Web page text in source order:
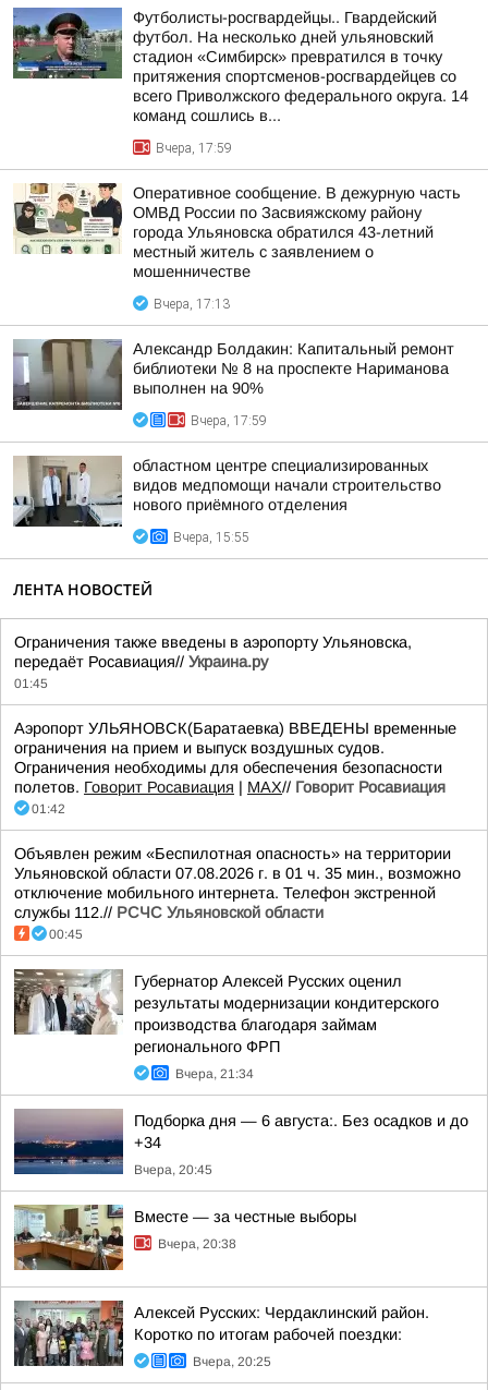
Футболисты-росгвардейцы.. Гвардейский
футбол. На несколько дней ульяновский
стадион «Симбирск» превратился в точку
притяжения спортсменов-росгвардейцев со
всего Приволжского федерального округа. 14
команд сошлись в...
Вчера, 17:59
Оперативное сообщение. В дежурную часть
ОМВД России по Засвияжскому району
города Ульяновска обратился 43-летний
местный житель с заявлением о
мошенничестве
Вчера, 17:13
Александр Болдакин: Капитальный ремонт
библиотеки № 8 на проспекте Нариманова
выполнен на 90%
Вчера, 17:59
областном центре специализированных
видов медпомощи начали строительство
нового приёмного отделения
Вчера, 15:55
ЛЕНТА НОВОСТЕЙ
Ограничения также введены в аэропорту Ульяновска,
передаёт Росавиация// Украина.ру
01:45
Аэропорт УЛЬЯНОВСК(Баратаевка) ВВЕДЕНЫ временные
ограничения на прием и выпуск воздушных судов.
Ограничения необходимы для обеспечения безопасности
полетов. Говорит Росавиация | MАХ// Говорит Росавиация
01:42
Объявлен режим «Беспилотная опасность» на территории
Ульяновской области 07.08.2026 г. в 01 ч. 35 мин., возможно
отключение мобильного интернета. Телефон экстренной
службы 112.// РСЧС Ульяновской области
00:45
Губернатор Алексей Русских оценил
результаты модернизации кондитерского
производства благодаря займам
регионального ФРП
Вчера, 21:34
Подборка дня — 6 августа:. Без осадков и до
+34
Вчера, 20:45
Вместе — за честные выборы
Вчера, 20:38
Алексей Русских: Чердаклинский район.
Коротко по итогам рабочей поездки:
Вчера, 20:25